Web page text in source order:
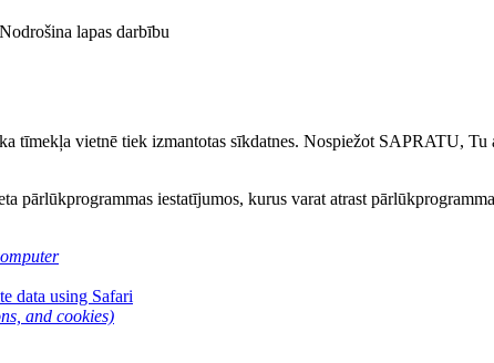
Nodrošina lapas darbību
tīmekļa vietnē tiek izmantotas sīkdatnes. Nospiežot SAPRATU,
pārlūkprogrammas iestatījumos, kurus varat atrast
data using Safari
and cookies)